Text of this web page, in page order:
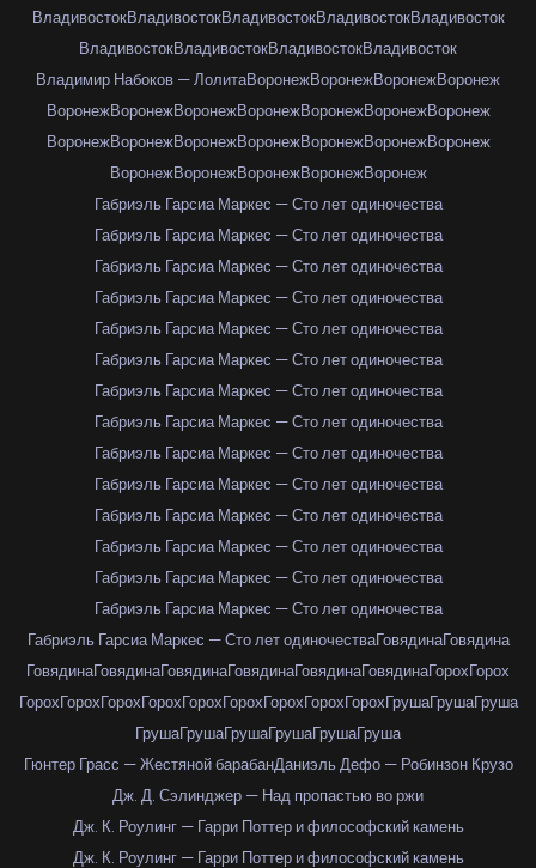
ВладивостокВладивостокВладивостокВладивостокВладивосток
ВладивостокВладивостокВладивостокВладивосток
Владимир Набоков — ЛолитаВоронежВоронежВоронежВоронеж
ВоронежВоронежВоронежВоронежВоронежВоронежВоронеж
ВоронежВоронежВоронежВоронежВоронежВоронежВоронеж
ВоронежВоронежВоронежВоронежВоронеж
Габриэль Гарсиа Маркес — Сто лет одиночества
Габриэль Гарсиа Маркес — Сто лет одиночества
Габриэль Гарсиа Маркес — Сто лет одиночества
Габриэль Гарсиа Маркес — Сто лет одиночества
Габриэль Гарсиа Маркес — Сто лет одиночества
Габриэль Гарсиа Маркес — Сто лет одиночества
Габриэль Гарсиа Маркес — Сто лет одиночества
Габриэль Гарсиа Маркес — Сто лет одиночества
Габриэль Гарсиа Маркес — Сто лет одиночества
Габриэль Гарсиа Маркес — Сто лет одиночества
Габриэль Гарсиа Маркес — Сто лет одиночества
Габриэль Гарсиа Маркес — Сто лет одиночества
Габриэль Гарсиа Маркес — Сто лет одиночества
Габриэль Гарсиа Маркес — Сто лет одиночества
Габриэль Гарсиа Маркес — Сто лет одиночестваГовядинаГовядина
ГовядинаГовядинаГовядинаГовядинаГовядинаГовядинаГорохГорох
ГорохГорохГорохГорохГорохГорохГорохГорохГорохГрушаГрушаГруша
ГрушаГрушаГрушаГрушаГрушаГруша
Гюнтер Грасс — Жестяной барабанДаниэль Дефо — Робинзон Крузо
Дж. Д. Сэлинджер — Над пропастью во ржи
Дж. К. Роулинг — Гарри Поттер и философский камень
Дж. К. Роулинг — Гарри Поттер и философский камень